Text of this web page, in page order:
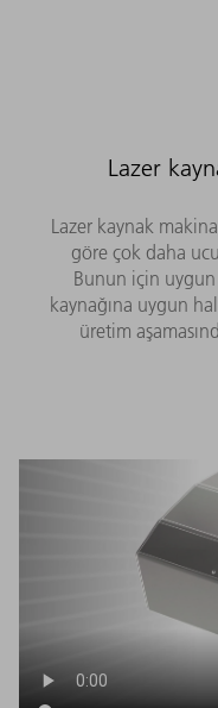
Lazer
Lazer kaynak
göre çok daha
Bunun için
kaynağına uygun
üretim